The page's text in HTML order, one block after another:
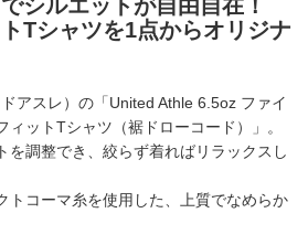
シルエットが自由自在！
Tシャツを1点からオリジナ
アスレ）の 「United Athle 6.5oz ファイ
ィットTシャツ（裾ドローコード）」。
を調整でき、絞らず着ればリラックスし
トコーマ糸を使用した、上質でなめらか